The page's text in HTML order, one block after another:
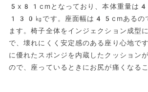
5x81cmとなっており、本体重量は
130㎏です。座面幅は45cmあるの
ます。椅子全体をインジェクション成型
で、壊れにくく安定感のある座り心地で
に優れたスポンジを内蔵したクッション
ので、座っているときにお尻が痛くなる